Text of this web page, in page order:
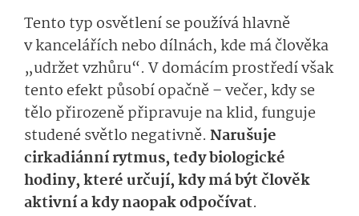
Tento typ osvětlení se používá hlavně
v kancelářích nebo dílnách, kde má člověka
„udržet vzhůru“. V domácím prostředí však
tento efekt působí opačně – večer, kdy se
tělo přirozeně připravuje na klid, funguje
studené světlo negativně. Narušuje
cirkadiánní rytmus, tedy biologické
hodiny, které určují, kdy má být člověk
aktivní a kdy naopak odpočívat.